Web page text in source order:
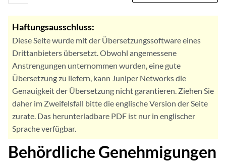
Haftungsausschluss:
Diese Seite wurde mit der Übersetzungssoftware eines
Drittanbieters übersetzt. Obwohl angemessene
Anstrengungen unternommen wurden, eine gute
Übersetzung zu liefern, kann Juniper Networks die
Genauigkeit der Übersetzung nicht garantieren. Ziehen Sie
daher im Zweifelsfall bitte die englische Version der Seite
zurate. Das herunterladbare PDF ist nur in englischer
Sprache verfügbar.
Behördliche Genehmigungen